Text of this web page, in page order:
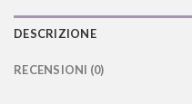
DESCRIZIONE
RECENSIONI (0)